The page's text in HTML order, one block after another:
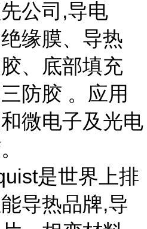
公司,导电
缘膜、导热
、底部填充
防胶 。应用
微电子及光电
是世界上排
导热品牌,导